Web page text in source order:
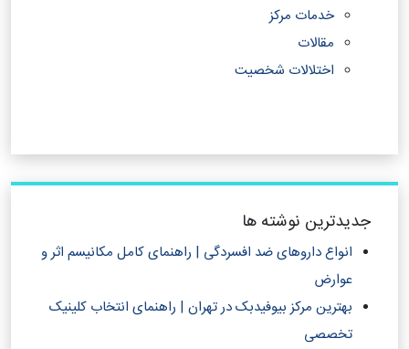
خدمات مرکز
مقالات
اختلالات شخصیت
جدیدترین نوشته ها
انواع داروهای ضد افسردگی | راهنمای کامل مکانیسم اثر و
عوارض
بهترین مرکز بیوفیدبک در تهران | راهنمای انتخاب کلینیک
تخصصی